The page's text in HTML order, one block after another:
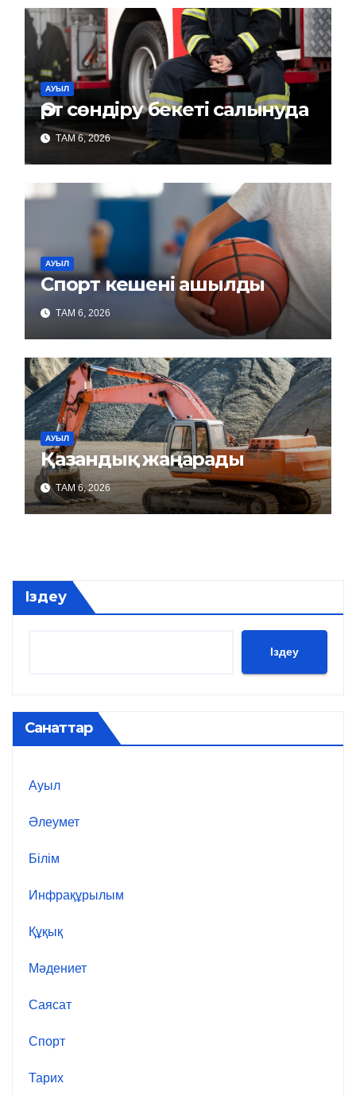
АУЫЛ
Өрт сөндіру бекеті салынуда
ТАМ 6, 2026
АУЫЛ
Спорт кешені ашылды
ТАМ 6, 2026
АУЫЛ
Қазандық жаңарады
ТАМ 6, 2026
Іздеу
Іздеу
Санаттар
Ауыл
Әлеумет
Білім
Инфрақұрылым
Құқық
Мәдениет
Саясат
Спорт
Тарих